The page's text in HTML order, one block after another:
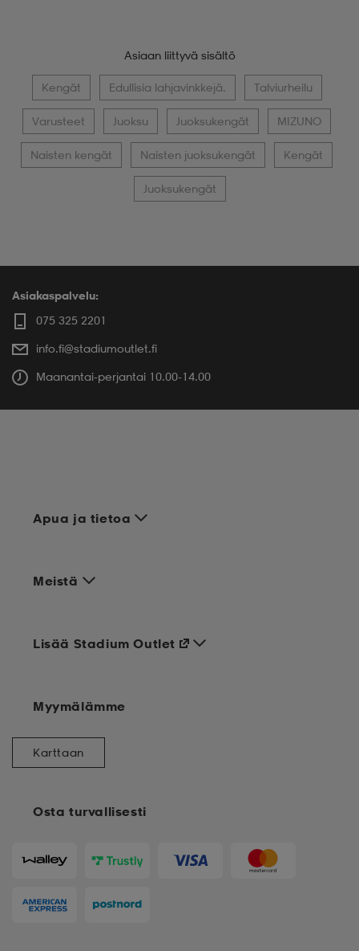
Asiaan liittyvä sisältö
Kengät Edullisia lahjavinkkejä. Talviurheilu
Varusteet Juoksu Juoksukengät MIZUNO
Naisten kengät Naisten juoksukengät Kengät
Juoksukengät
Asiakaspalvelu:
075 325 2201
info.fi@stadiumoutlet.fi
Maanantai-perjantai 10.00-14.00
Apua ja tietoa
Meistä
Osta turvallisesti
Lisää Stadium Outlet
Myymälämme
Karttaan